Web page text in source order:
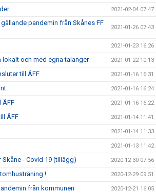
2021-02-04 07:47
pandemin från Skånes FF
2021-01-26 07:43
2021-01-23 16:26
och med egna talanger 2021-01-22 10:13
till ÄFF 2021-01-16 16:31
2021-01-16 16:24
ÄFF 2021-01-16 16:22
ÄFF 2021-01-14 11:41
2021-01-14 11:33
2021-01-13 11:42
- Covid 19 (tillägg) 2020-12-30 07:56
! 2020-12-29 09:51
från kommunen 2020-12-21 16:05